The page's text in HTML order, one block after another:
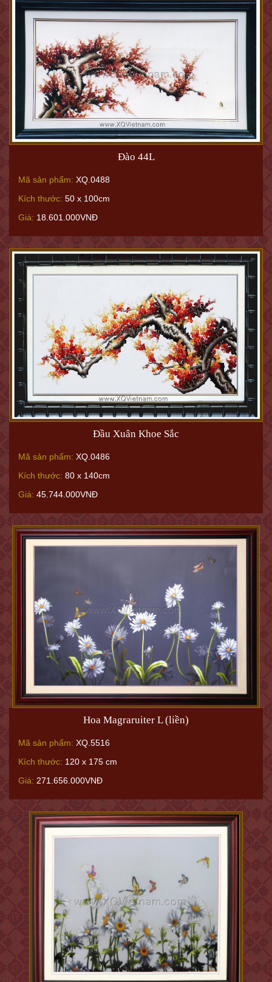
Đào 44L
Mã sản phẩm: XQ.0488
Kích thước: 50 x 100cm
Giá: 18.601.000VNĐ
Đầu Xuân Khoe Sắc
Mã sản phẩm: XQ.0486
Kích thước: 80 x 140cm
Giá: 45.744.000VNĐ
Hoa Magraruiter L (liền)
Mã sản phẩm: XQ.5516
Kích thước: 120 x 175 cm
Giá: 271.656.000VNĐ